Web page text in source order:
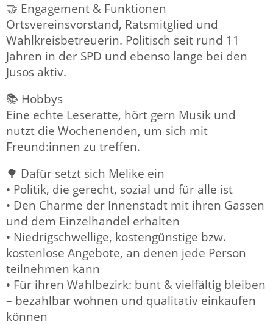
🤝 Engagement & Funktionen
Ortsvereinsvorstand, Ratsmitglied und
Wahlkreisbetreuerin. Politisch seit rund 11
Jahren in der SPD und ebenso lange bei den
Jusos aktiv.
📚 Hobbys
Eine echte Leseratte, hört gern Musik und
nutzt die Wochenenden, um sich mit
Freund:innen zu treffen.
🌳 Dafür setzt sich Melike ein
• Politik, die gerecht, sozial und für alle ist
• Den Charme der Innenstadt mit ihren Gassen
und dem Einzelhandel erhalten
• Niedrigschwellige, kostengünstige bzw.
kostenlose Angebote, an denen jede Person
teilnehmen kann
• Für ihren Wahlbezirk: bunt & vielfältig bleiben
– bezahlbar wohnen und qualitativ einkaufen
können